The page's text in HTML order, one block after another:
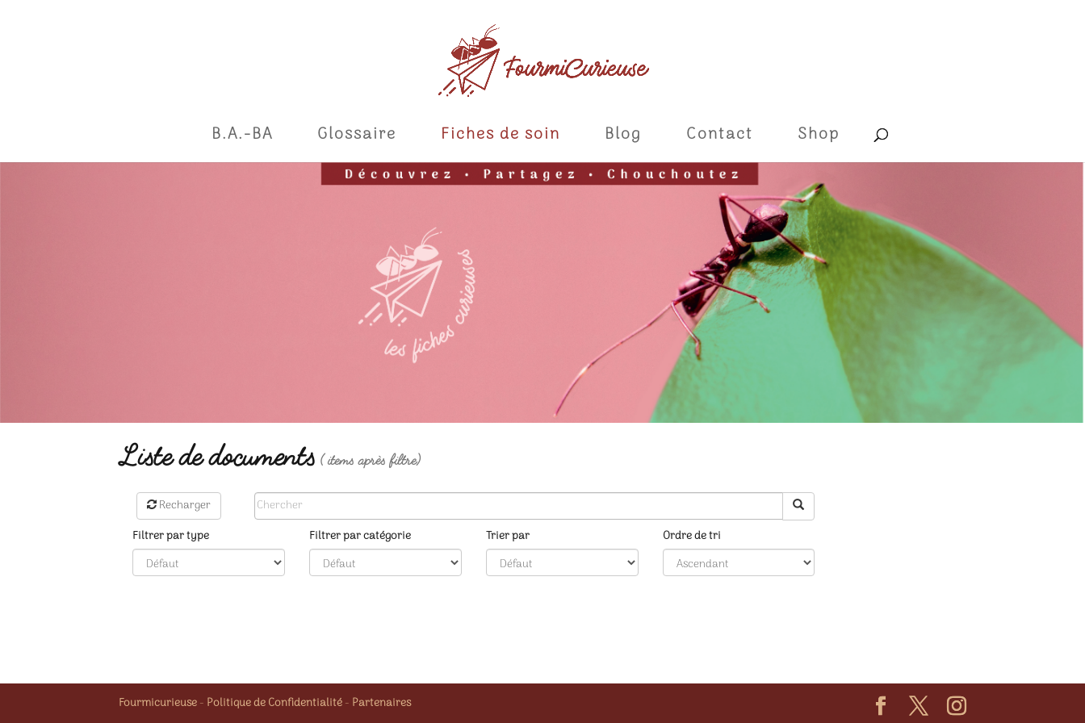
B.A.-BA Glossaire Fiches de soin Blog Contact Shop
Liste de documents ( items après filtre)
Recharger
Filtrer par type
Filtrer par catégorie Trier par Ordre de tri
Fourmicurieuse- Politique de Confidentialité- Partenaires